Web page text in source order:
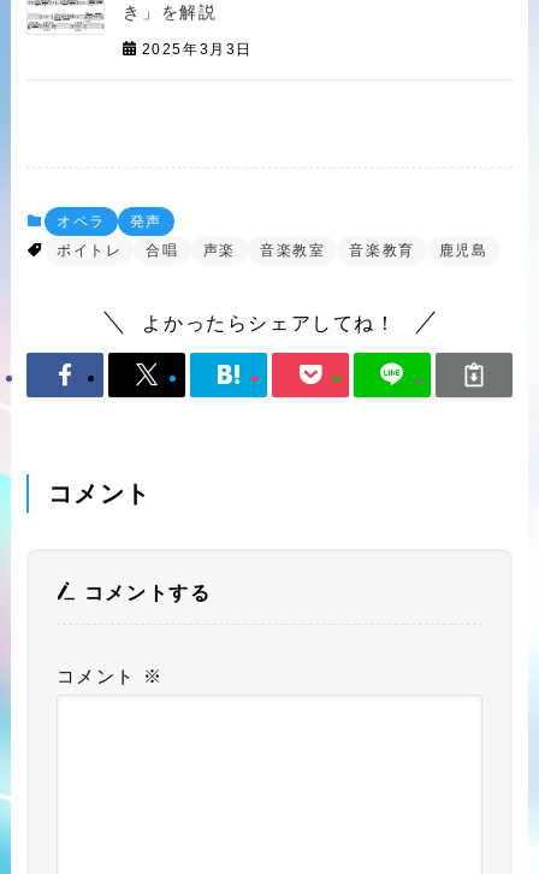
き」を解説
2025年3月3日
オペラ
発声
ボイトレ
合唱 声楽 音楽教室 音楽教育 鹿児島
よかったらシェアしてね！
コメント
コメントする
コメント ※